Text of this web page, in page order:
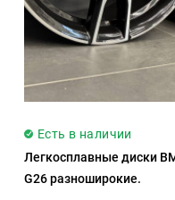
Есть в наличии
Легкосплавные диски
G26 разноширокие.